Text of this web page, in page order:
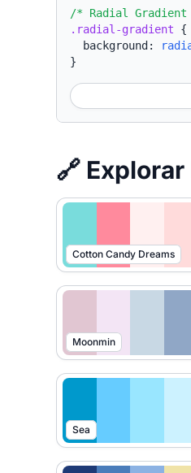
/* Radial
.radial-gradient {
background:
}
🔗
Cotton Candy Dreams
Moonmin
Sea